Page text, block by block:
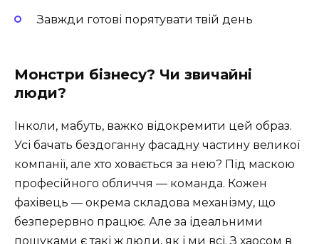
Завжди готові порятувати твій день
Монстри бізнесу? Чи звичайні
люди?
Інколи, мабуть, важко відокремити цей образ.
Усі бачать бездоганну фасадну частину великої
компанії, але хто ховається за нею? Під маскою
професійного обличчя — команда. Кожен
фахівець — окрема складова механізму, що
безперервно працює. Але за ідеальними
пошуками є такі ж люди, як і ми всі. З хаосом в